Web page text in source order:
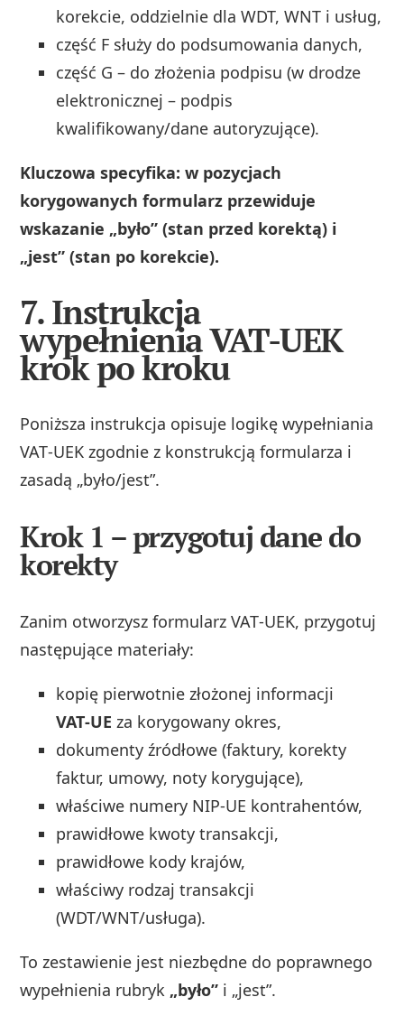
korekcie, oddzielnie dla WDT, WNT i usług,
część F służy do podsumowania danych,
część G – do złożenia podpisu (w drodze
elektronicznej – podpis
kwalifikowany/dane autoryzujące).
Kluczowa specyfika: w pozycjach
korygowanych formularz przewiduje
wskazanie „było” (stan przed korektą) i
„jest” (stan po korekcie).
7. Instrukcja
wypełnienia VAT-UEK
krok po kroku
Poniższa instrukcja opisuje logikę wypełniania
VAT‑UEK zgodnie z konstrukcją formularza i
zasadą „było/jest”.
Krok 1 – przygotuj dane do
korekty
Zanim otworzysz formularz VAT‑UEK, przygotuj
następujące materiały:
kopię pierwotnie złożonej informacji
VAT‑UE za korygowany okres,
dokumenty źródłowe (faktury, korekty
faktur, umowy, noty korygujące),
właściwe numery NIP‑UE kontrahentów,
prawidłowe kwoty transakcji,
prawidłowe kody krajów,
właściwy rodzaj transakcji
(WDT/WNT/usługa).
To zestawienie jest niezbędne do poprawnego
wypełnienia rubryk „było” i „jest”.